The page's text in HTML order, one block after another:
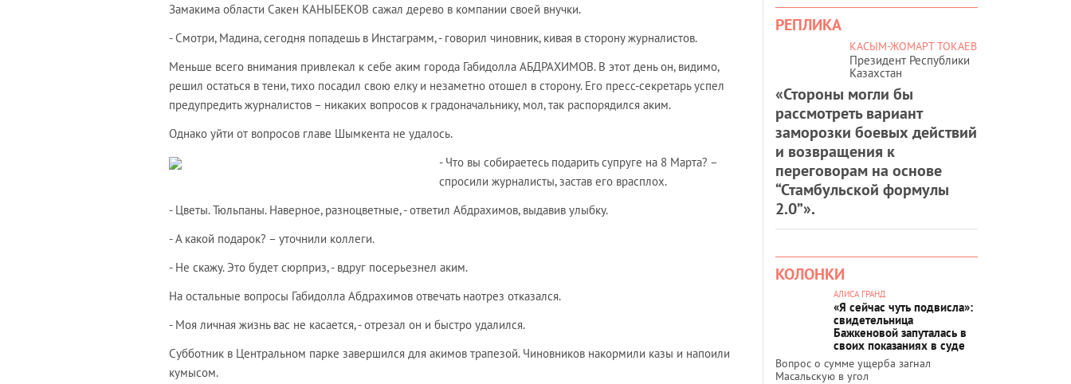
Замакима области Сакен КАНЫБЕКОВ сажал дерево в компании своей внучки.
- Смотри, Мадина, сегодня попадешь в Инстаграмм, - говорил чиновник, кивая в сторону журналистов.
Меньше всего внимания привлекал к себе аким города Габидолла АБДРАХИМОВ. В этот день он, видимо,
решил остаться в тени, тихо посадил свою елку и незаметно отошел в сторону. Его пресс-секретарь успел
предупредить журналистов – никаких вопросов к градоначальнику, мол, так распорядился аким.
Однако уйти от вопросов главе Шымкента не удалось.
- Что вы собираетесь подарить супруге на 8 Марта? –
спросили журналисты, застав его врасплох.
- Цветы. Тюльпаны. Наверное, разноцветные, - ответил Абдрахимов, выдавив улыбку.
- А какой подарок? – уточнили коллеги.
- Не скажу. Это будет сюрприз, - вдруг посерьезнел аким.
На остальные вопросы Габидолла Абдрахимов отвечать наотрез отказался.
- Моя личная жизнь вас не касается, - отрезал он и быстро удалился.
Субботник в Центральном парке завершился для акимов трапезой. Чиновников накормили казы и напоили
кумысом.
РЕПЛИКА
КАСЫМ-ЖОМАРТ ТОКАЕВ
Президент Республики
Казахстан
«Стороны могли бы
рассмотреть вариант
заморозки боевых действий
и возвращения к
переговорам на основе
“Стамбульской формулы
2.0”».
КОЛОНКИ
АЛИСА ГРАНД
«Я сейчас чуть подвисла»:
свидетельница
Бажкеновой запуталась в
своих показаниях в суде
Вопрос о сумме ущерба загнал
Масальскую в угол